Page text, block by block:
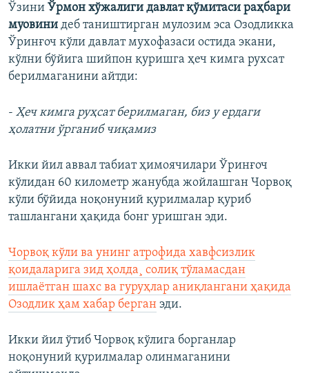
Ўзини Ўрмон хўжалиги давлат қўмитаси раҳбари
муовини деб таништирган мулозим эса Озодликка
Ўринғоч кўли давлат мухофазаси остида экани,
кўлни бўйига шийпон қуришга ҳеч кимга рухсат
берилмаганини айтди:
- Ҳеч кимга руҳсат берилмаган, биз у ердаги
ҳолатни ўрганиб чиқамиз
Икки йил аввал табиат ҳимоячилари Ўринғоч
кўлидан 60 километр жанубда жойлашган Чорвоқ
кўли бўйида ноқонуний қурилмалар қуриб
ташлангани ҳақида бонг уришган эди.
Чорвоқ кўли ва унинг атрофида хавфсизлик
қоидаларига зид ҳолда¸ солиқ тўламасдан
ишлаëтган шахс ва гуруҳлар аниқлангани ҳақида
Озодлик ҳам хабар берган эди.
Икки йил ўтиб Чорвоқ кўлига борганлар
ноқонуний қурилмалар олинмаганини